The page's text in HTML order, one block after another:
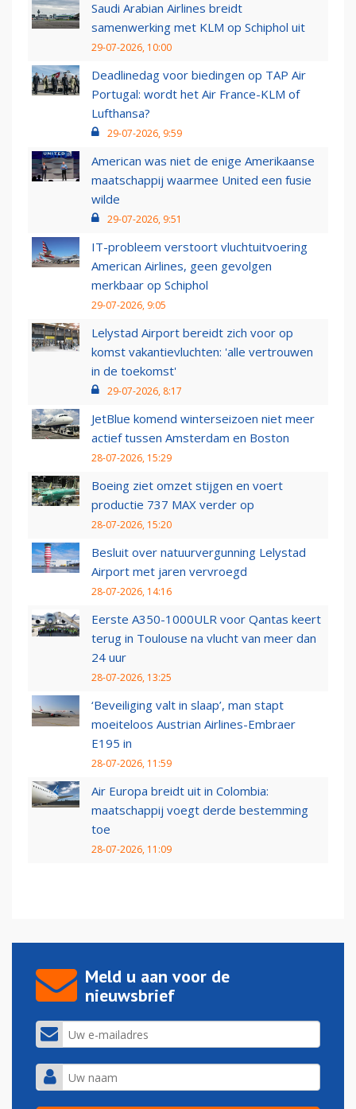
Saudi Arabian Airlines breidt
samenwerking met KLM op Schiphol uit
29-07-2026, 10:00
Deadlinedag voor biedingen op TAP Air
Portugal: wordt het Air France-KLM of
Lufthansa?
29-07-2026, 9:59
American was niet de enige Amerikaanse
maatschappij waarmee United een fusie
wilde
29-07-2026, 9:51
IT-probleem verstoort vluchtuitvoering
American Airlines, geen gevolgen
merkbaar op Schiphol
29-07-2026, 9:05
Lelystad Airport bereidt zich voor op
komst vakantievluchten: 'alle vertrouwen
in de toekomst'
29-07-2026, 8:17
JetBlue komend winterseizoen niet meer
actief tussen Amsterdam en Boston
28-07-2026, 15:29
Boeing ziet omzet stijgen en voert
productie 737 MAX verder op
28-07-2026, 15:20
Besluit over natuurvergunning Lelystad
Airport met jaren vervroegd
28-07-2026, 14:16
Eerste A350-1000ULR voor Qantas keert
terug in Toulouse na vlucht van meer dan
24 uur
28-07-2026, 13:25
‘Beveiliging valt in slaap’, man stapt
moeiteloos Austrian Airlines-Embraer
E195 in
28-07-2026, 11:59
Air Europa breidt uit in Colombia:
maatschappij voegt derde bestemming
toe
28-07-2026, 11:09
Meld u aan voor de
nieuwsbrief